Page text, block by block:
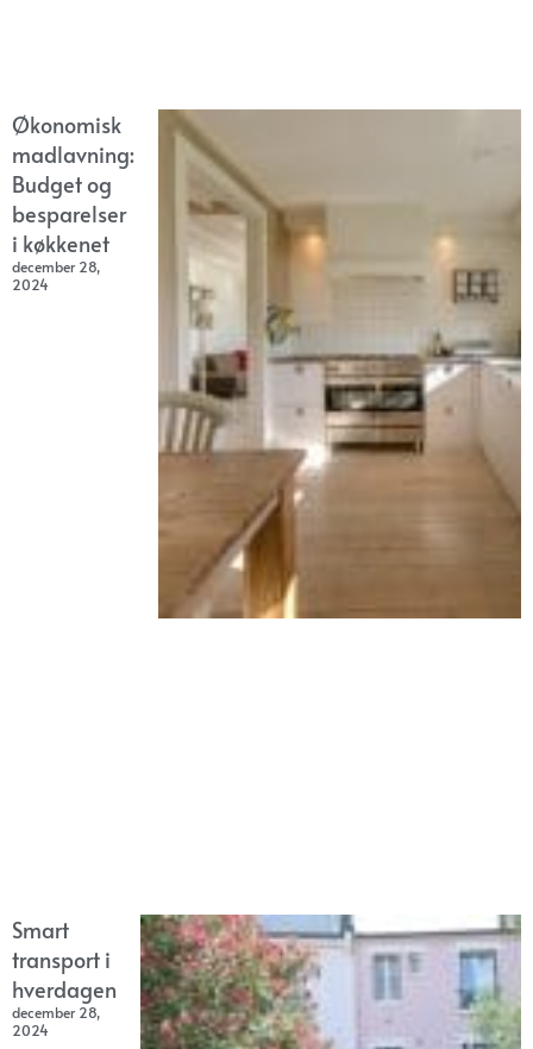
Økonomisk
madlavning:
Budget og
besparelser
i køkkenet
december 28,
2024
Smart
transport i
hverdagen
december 28,
2024